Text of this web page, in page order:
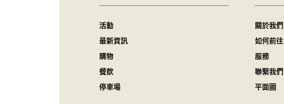
活動
最新資訊
購物
餐飲
停車場
關於我們
如何前往
服務
聯繫我們
平面圖